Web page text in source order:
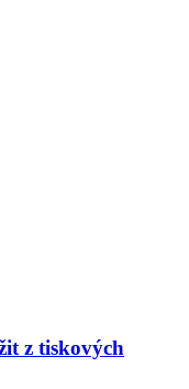
z tiskových